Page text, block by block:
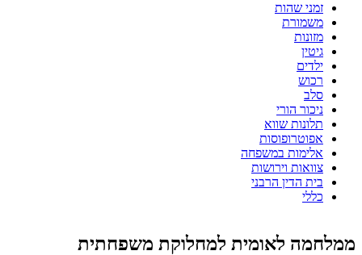
זמני שהות
משמורת
מזונות
גיטין
ילדים
רכוש
סלב
ניכור הורי
תלונות שווא
אפוטרופוסות
אלימות במשפחה
צוואות וירושות
בית הדין הרבני
כללי
ממלחמה לאומית למחלוקת משפחתית